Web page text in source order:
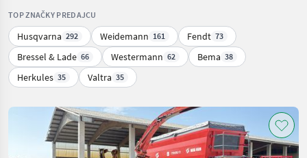
TOP ZNAČKY PREDAJCU
Husqvarna 292 Weidemann 161 Fendt 73
Bressel & Lade 66 Westermann 62 Bema 38
Herkules 35 Valtra 35